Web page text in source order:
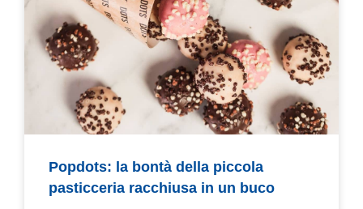
Popdots: la bontà della piccola
pasticceria racchiusa in un buco